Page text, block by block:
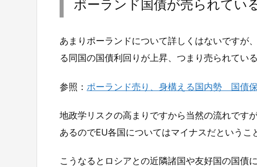
ポーランド国債が売られてい
あまりポーランドについて詳しくはないですが
る同国の国債利回りが上昇、つまり売られている
参照： ポーランド売り、身構える国内勢 国債
地政学リスクの高まりですから当然の流れです
あるのでEU各国についてはマイナスだというこ
こうなるとロシアとの近隣諸国や友好国の国債